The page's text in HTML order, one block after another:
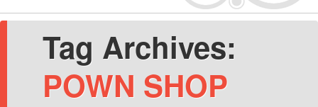
Tag Archives:
POWN SHOP